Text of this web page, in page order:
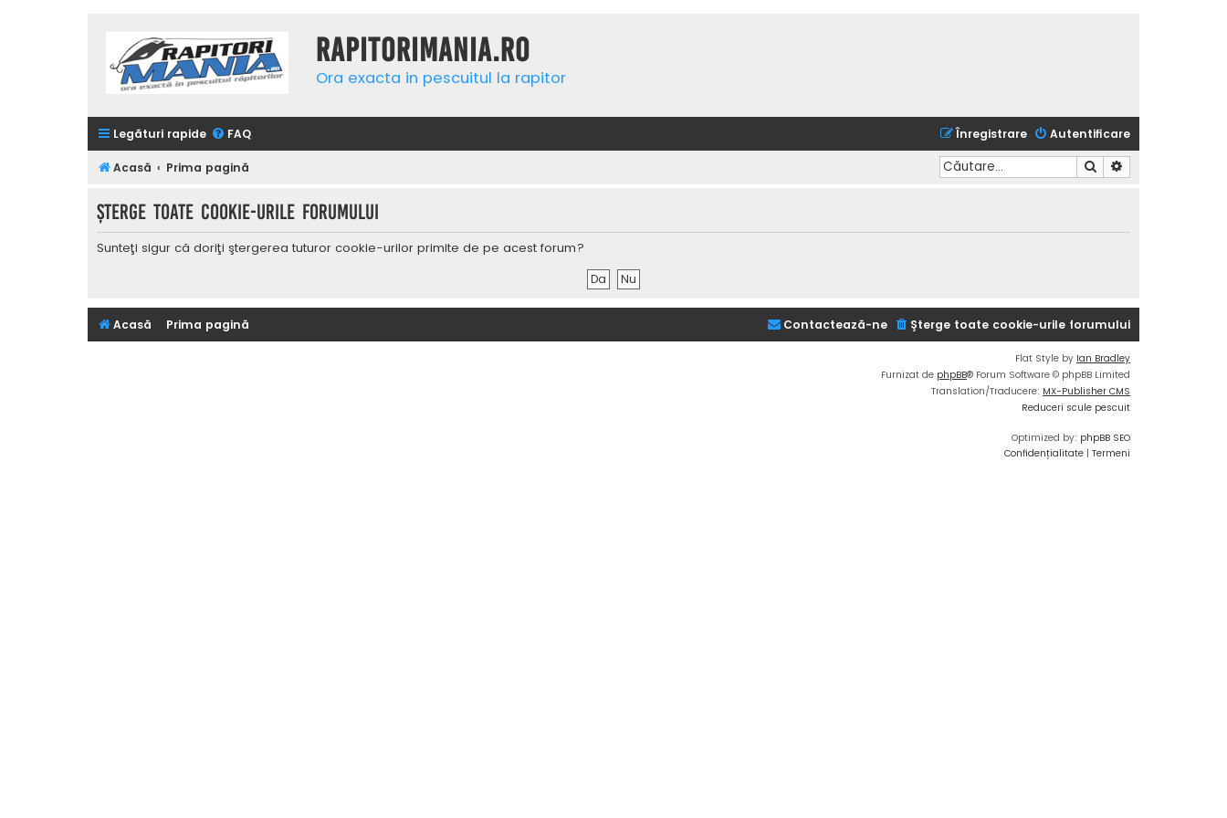
Rapitorimania.ro
Ora exacta in pescuitul la rapitor
Legături rapide FAQ Autentificare
Înregistrare
Acasă Prima pagină Căutare
Şterge toate cookie-urile forumului
Sunteţi sigur că doriţi ştergerea tuturor cookie-urilor primite de pe acest forum?
Acasă Prima pagină Şterge toate cookie-urile forumului
Contactează-ne
Flat Style by Ian Bradley
Furnizat de phpBB® Forum Software © phpBB Limited
Translation/Traducere: MX-Publisher CMS
Reduceri scule pescuit
Optimized by: phpBB SEO
Confidențialitate | Termeni